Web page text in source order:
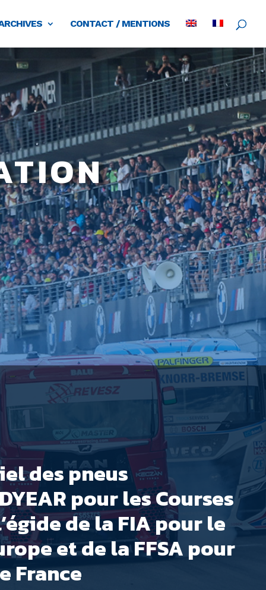
CONTACT / MENTIONS
des pneus
pour les Courses
de la FIA pour le
et de la FFSA pour
France